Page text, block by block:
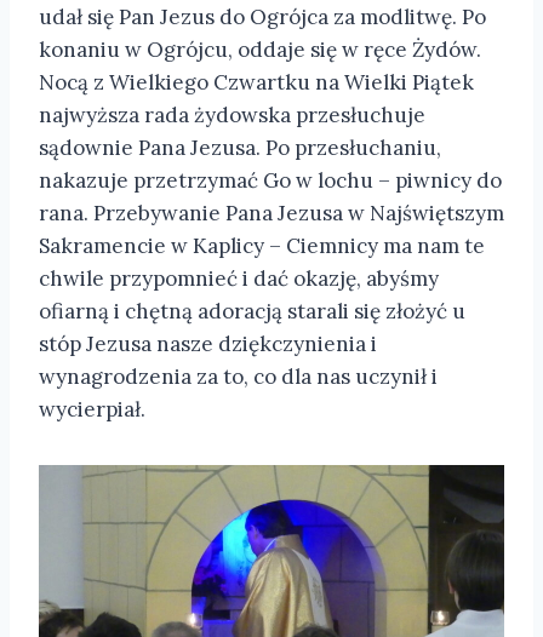
udał się Pan Jezus do Ogrójca za modlitwę. Po
konaniu w Ogrójcu, oddaje się w ręce Żydów.
Nocą z Wielkiego Czwartku na Wielki Piątek
najwyższa rada żydowska przesłuchuje
sądownie Pana Jezusa. Po przesłuchaniu,
nakazuje przetrzymać Go w lochu – piwnicy do
rana. Przebywanie Pana Jezusa w Najświętszym
Sakramencie w Kaplicy – Ciemnicy ma nam te
chwile przypomnieć i dać okazję, abyśmy
ofiarną i chętną adoracją starali się złożyć u
stóp Jezusa nasze dziękczynienia i
wynagrodzenia za to, co dla nas uczynił i
wycierpiał.